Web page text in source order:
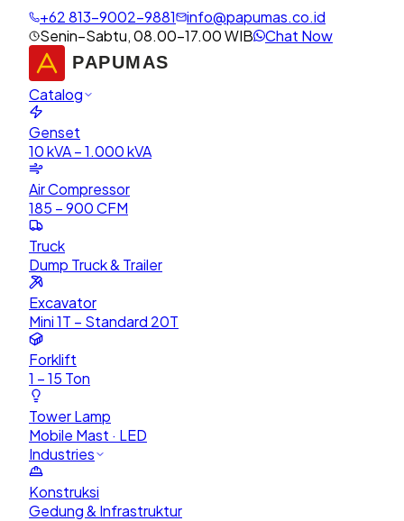
+62 813-9002-9881
info@papumas.co.id
Senin–Sabtu, 08.00–17.00 WIB
Chat Now
Catalog
Genset
10 kVA – 1.000 kVA
Air Compressor
185 – 900 CFM
Truck
Dump Truck & Trailer
Excavator
Mini 1T – Standard 20T
Forklift
1 – 15 Ton
Tower Lamp
Mobile Mast · LED
Industries
Konstruksi
Gedung & Infrastruktur